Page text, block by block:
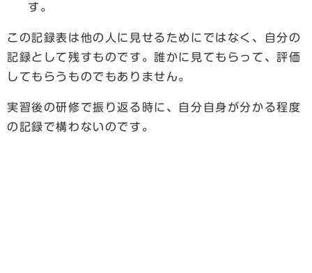
す。
この記録表は他の人に見せるためにではなく、自分の
記録として残すものです。誰かに見てもらって、評価
してもらうものでもありません。
実習後の研修で振り返る時に、自分自身が分かる程度
の記録で構わないのです。